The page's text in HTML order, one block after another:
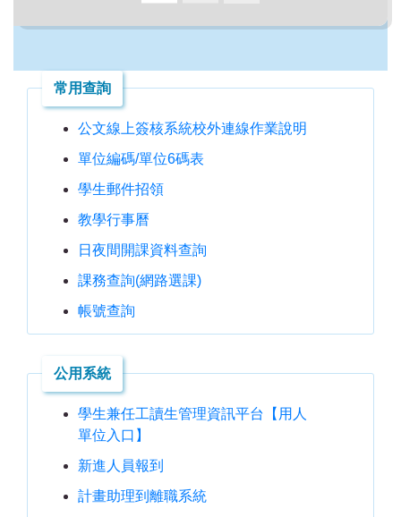
常用查詢
公文線上簽核系統校外連線作業說明
單位編碼/單位6碼表
學生郵件招領
教學行事曆
日夜間開課資料查詢
課務查詢(網路選課)
帳號查詢
公用系統
學生兼任工讀生管理資訊平台【用人
單位入口】
新進人員報到
計畫助理到離職系統